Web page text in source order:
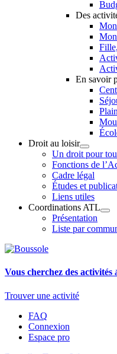
Des
En savoir
Droit au loisir
Un droit pour
Fonctions de
Cadre légal
Études et
Liens utiles
Coordinations ATL
Présentation
Liste par
Vous cherchez des activités
Trouver une activité
FAQ
Connexion
Espace pro